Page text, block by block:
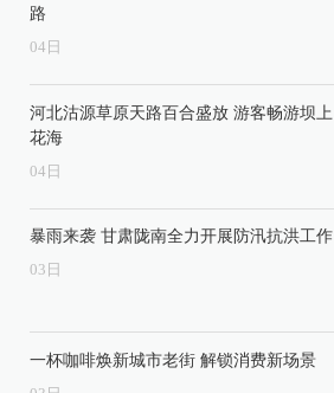
路
04 日
河北沽源草原天路百合盛放 游客畅游坝上
花海
04 日
暴雨来袭 甘肃陇南全力开展防汛抗洪工作
03 日
一杯咖啡焕新城市老街 解锁消费新场景